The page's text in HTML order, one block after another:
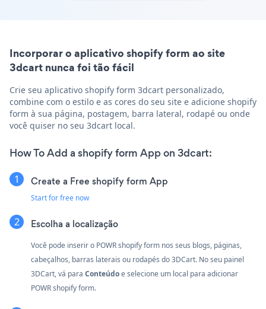
Incorporar o aplicativo shopify form ao site
3dcart nunca foi tão fácil
Crie seu aplicativo shopify form 3dcart personalizado,
combine com o estilo e as cores do seu site e adicione shopify
form à sua página, postagem, barra lateral, rodapé ou onde
você quiser no seu 3dcart local.
How To Add a shopify form App on 3dcart:
Create a Free shopify form App
Start for free now
Escolha a localização
Você pode inserir o POWR shopify form nos seus blogs, páginas,
cabeçalhos, barras laterais ou rodapés do 3DCart. No seu painel
3DCart, vá para Conteúdoe selecione um local para adicionar
POWR shopify form.